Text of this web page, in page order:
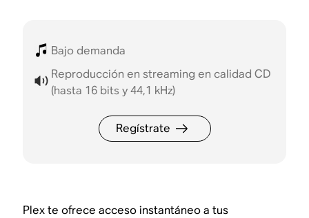
Bajo demanda
Reproducción en streaming en calidad CD
(hasta 16 bits y 44,1 kHz)
Regístrate
Plex te ofrece acceso instantáneo a tus